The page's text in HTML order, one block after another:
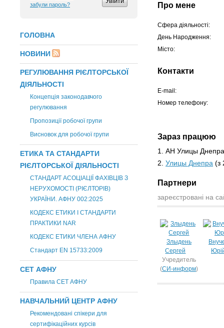
забули пароль?
ГОЛОВНА
НОВИНИ
РЕГУЛЮВАННЯ РІЄЛТОРСЬКОЇ
ДІЯЛЬНОСТІ
Концепція законодавчого
регулювання
Пропозиції робочої групи
Висновок для робочої групи
ЕТИКА ТА СТАНДАРТИ
РІЄЛТОРСЬКОЇ ДІЯЛЬНОСТІ
СТАНДАРТ АСОЦІАЦІЇ ФАХІВЦІВ З
НЕРУХОМОСТІ (РІЄЛТОРІВ)
УКРАЇНИ. АФНУ 002:2025
КОДЕКС ЕТИКИ І СТАНДАРТИ
ПРАКТИКИ NAR
КОДЕКС ЕТИКИ ЧЛЕНА АФНУ
Стандарт EN 15733:2009
СЕТ АФНУ
Правила СЕТ АФНУ
НАВЧАЛЬНИЙ ЦЕНТР АФНУ
Рекомендовані спікери для
сертифікаційних курсів
Про мене
Сфера діяльності:
День Народження:
Місто:
Контакти
E-mail:
Номер телефону:
Зараз працюю
1. АН Улицы
2. Улицы Днепра (з
Партнери
зареєстровані на
Злыдень
Сергей
Учредитель
(СИ-информ)